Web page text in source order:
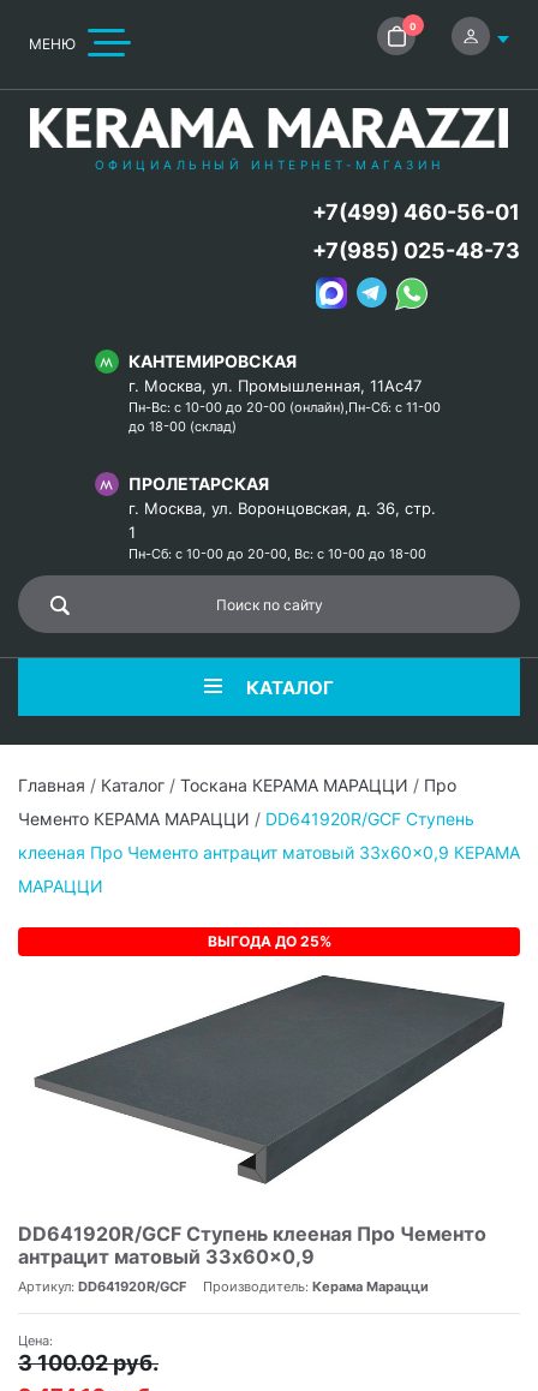
МЕНЮ
0
ОФИЦИАЛЬНЫЙ ИНТЕРНЕТ-МАГАЗИН
КАНТЕМИРОВСКАЯ
г. Москва, ул. Промышленная, 11Ас47
Пн-Вс: с 10-00 до 20-00 (онлайн),Пн-Сб: с 11-00
до 18-00 (склад)
ПРОЛЕТАРСКАЯ
г. Москва, ул. Воронцовская, д. 36, стр.
1
Пн-Сб: с 10-00 до 20-00, Вс: с 10-00 до 18-00
+7(499) 460-56-01
+7(985) 025-48-73
КАТАЛОГ
Главная / Каталог / Тоскана КЕРАМА МАРАЦЦИ / Про
Чементо КЕРАМА МАРАЦЦИ / DD641920R/GCF Ступень
клееная Про Чементо антрацит матовый 33x60x0,9 КЕРАМА
МАРАЦЦИ
ВЫГОДА ДО 25%
DD641920R/GCF Ступень клееная Про Чементо
антрацит матовый 33x60x0,9
Артикул: DD641920R/GCF Производитель: Керама Марацци
Цена:
3 100.02 руб.